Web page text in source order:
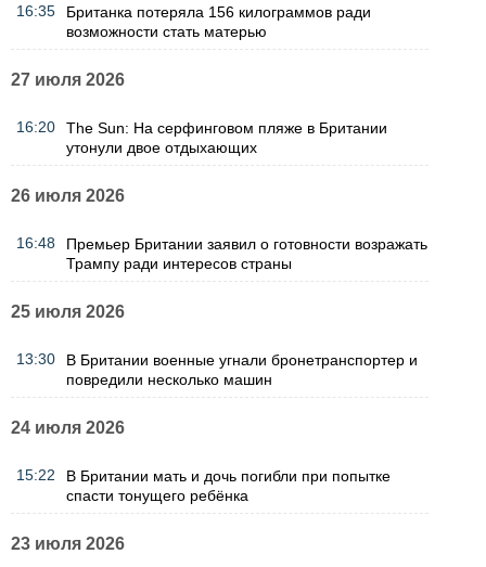
16:35
Британка потеряла 156 килограммов ради
возможности стать матерью
27 июля 2026
16:20
The Sun: На серфинговом пляже в Британии
утонули двое отдыхающих
26 июля 2026
16:48
Премьер Британии заявил о готовности возражать
Трампу ради интересов страны
25 июля 2026
13:30
В Британии военные угнали бронетранспортер и
повредили несколько машин
24 июля 2026
15:22
В Британии мать и дочь погибли при попытке
спасти тонущего ребёнка
23 июля 2026